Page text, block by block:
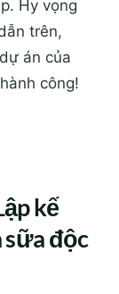
Hy vọng
trên,
án của
công!
kế
sữa độc